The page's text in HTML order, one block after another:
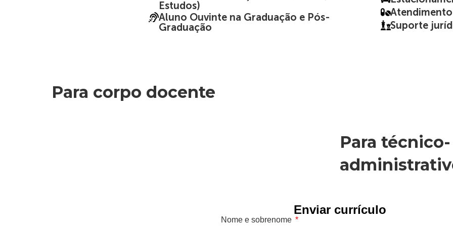
Estudos)
Aluno Ouvinte na Graduação e Pós-
Graduação
Suporte
Para corpo docente
Para técnico-
Enviar currículo
Nome e sobrenome